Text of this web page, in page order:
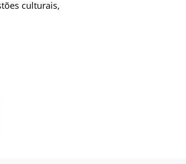
culturais,